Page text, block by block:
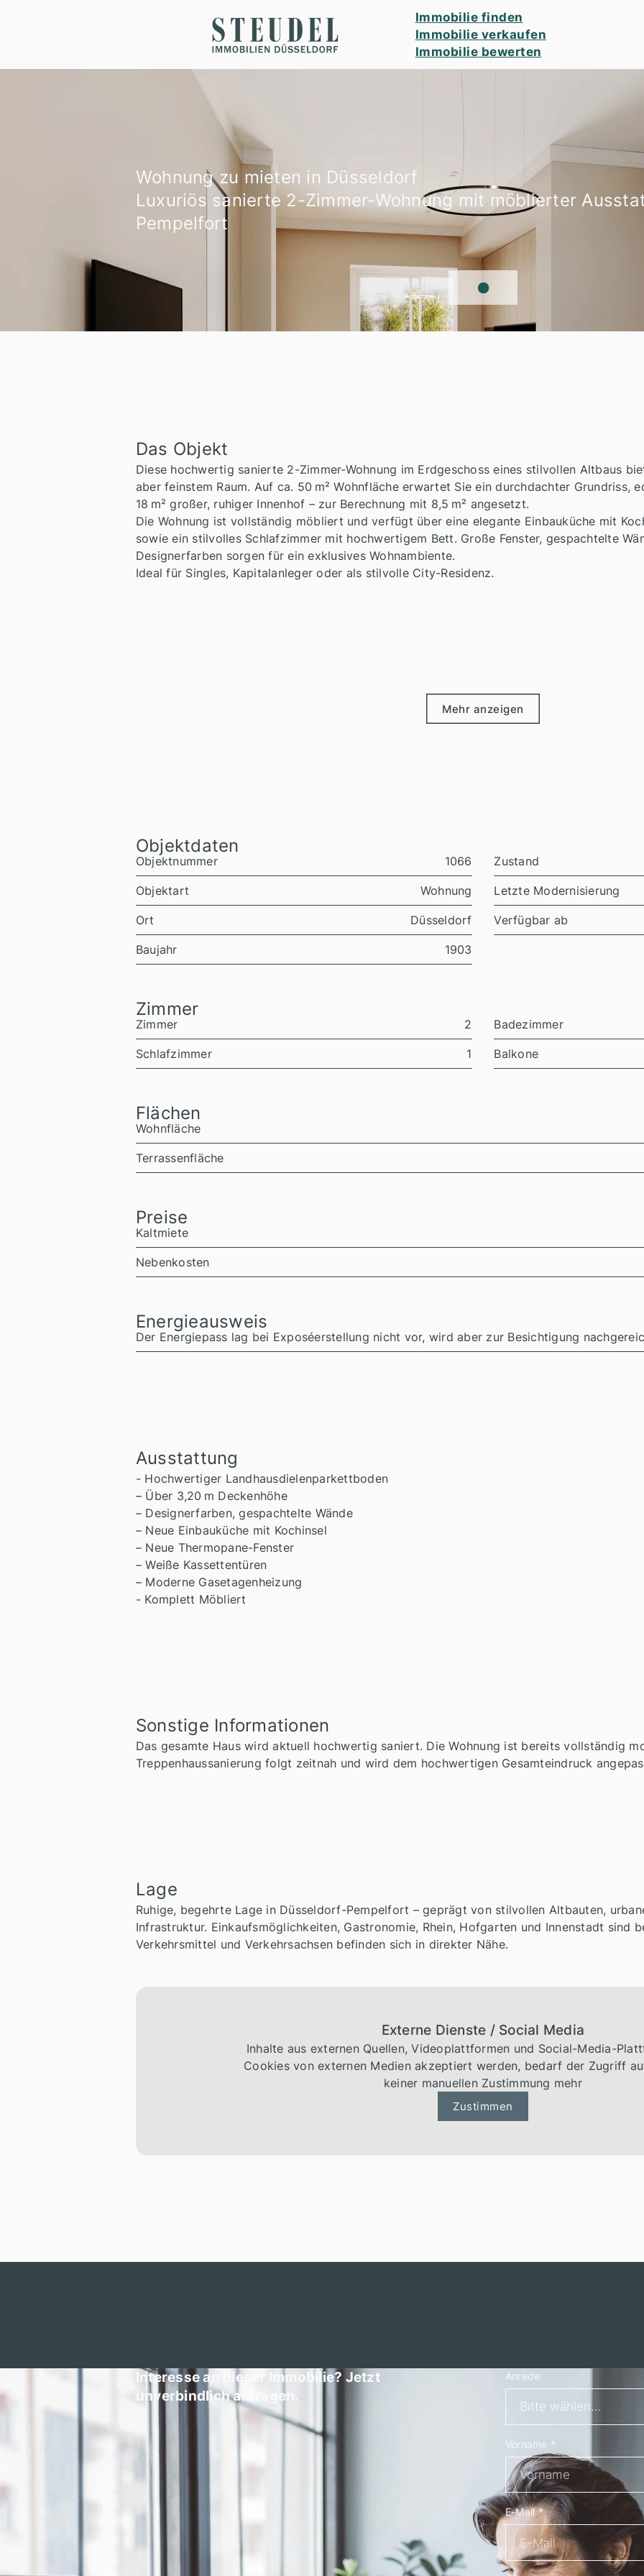
Immobilie finden
Immobilie verkaufen
Immobilie bewerten
Wohnung zu mieten in Düsseldorf
Luxuriös sanierte 2-Zimmer-Wohnung mit möblierter
Pempelfort
Das Objekt
Diese hochwertig sanierte 2-Zimmer-Wohnung im Erdgeschoss eines stilvollen Altbaus
aber feinstem Raum. Auf ca. 50 m² Wohnfläche erwartet Sie ein durchdachter Grundriss,
18 m² großer, ruhiger Innenhof – zur Berechnung mit 8,5 m² angesetzt.
Die Wohnung ist vollständig möbliert und verfügt über eine elegante Einbauküche mit
sowie ein stilvolles Schlafzimmer mit hochwertigem Bett. Große Fenster, gespachtelte
Designerfarben sorgen für ein exklusives Wohnambiente.
Ideal für Singles, Kapitalanleger oder als stilvolle City-Residenz.
Mehr anzeigen
Objektdaten
Objektnummer 1066
Objektart Wohnung
Ort Düsseldorf
Baujahr 1903
Zustand
Letzte Modernisierung
Verfügbar ab
Zimmer
Zimmer 2
Schlafzimmer 1
Badezimmer
Balkone
Flächen
Wohnfläche
Terrassenfläche
Preise
Kaltmiete
Nebenkosten
Energieausweis
Der Energiepass lag bei Exposéerstellung nicht vor, wird aber zur Besichtigung
Ausstattung
- Hochwertiger Landhausdielenparkettboden
– Über 3,20 m Deckenhöhe
– Designerfarben, gespachtelte Wände
– Neue Einbauküche mit Kochinsel
– Neue Thermopane-Fenster
– Weiße Kassettentüren
– Moderne Gasetagenheizung
- Komplett Möbliert
Sonstige Informationen
Das gesamte Haus wird aktuell hochwertig saniert. Die Wohnung ist bereits vollständig
Treppenhaussanierung folgt zeitnah und wird dem hochwertigen Gesamteindruck
Lage
Ruhige, begehrte Lage in Düsseldorf-Pempelfort – geprägt von stilvollen Altbauten,
Infrastruktur. Einkaufsmöglichkeiten, Gastronomie, Rhein, Hofgarten und Innenstadt sind
Verkehrsmittel und Verkehrsachsen befinden sich in direkter Nähe.
Externe Dienste / Social Media
Inhalte aus externen Quellen, Videoplattformen und Social-Media-
Cookies von externen Medien akzeptiert werden, bedarf der Zugriff
keiner manuellen Zustimmung mehr
Zustimmen
Interesse an dieser Immobilie? Jetzt
unverbindlich anfragen.
Anrede
Vorname *
E-Mail*